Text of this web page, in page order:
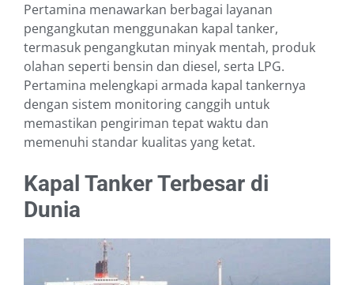
Pertamina menawarkan berbagai layanan
pengangkutan menggunakan kapal tanker,
termasuk pengangkutan minyak mentah, produk
olahan seperti bensin dan diesel, serta LPG.
Pertamina melengkapi armada kapal tankernya
dengan sistem monitoring canggih untuk
memastikan pengiriman tepat waktu dan
memenuhi standar kualitas yang ketat.
Kapal Tanker Terbesar di
Dunia